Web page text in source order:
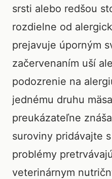
srsti alebo redšou
rozdielne od
prejavuje úporným
začervenaním uší
podozrenie na
jednému druhu
preukázateľne
suroviny pridávajte
problémy
veterinárnym